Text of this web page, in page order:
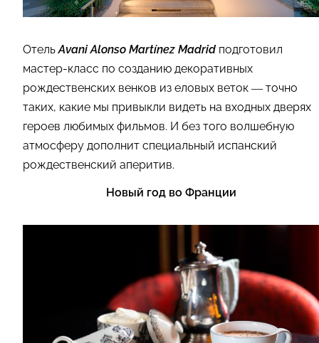
ОтельAvani Alonso Martínez Madrid подготовил
мастер-класс по созданию декоративных
рождественских венков из еловых веток — точно
таких, какие мы привыкли видеть на входных дверях
героев любимых фильмов. И без того волшебную
атмосферу дополнит специальный испанский
рождественский аперитив.
Новый год во Франции